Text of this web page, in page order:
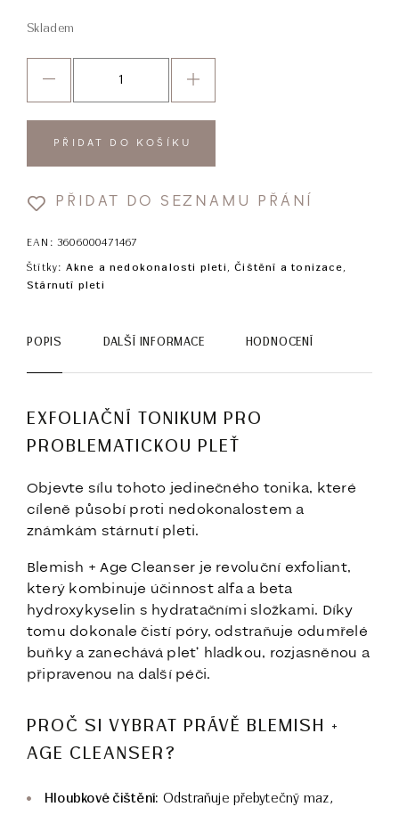
Skladem
PŘIDAT DO KOŠÍKU
PŘIDAT DO SEZNAMU PŘÁNÍ
EAN: 3606000471467
Štítky: Akne a nedokonalosti pleti ,Čištění a tonizace,
Stárnutí pleti
POPIS DALŠÍ INFORMACE HODNOCENÍ
EXFOLIAČNÍ TONIKUM PRO
PROBLEMATICKOU PLEŤ
Objevte sílu tohoto jedinečného tonika, které
cíleně působí proti nedokonalostem a
známkám stárnutí pleti.
Blemish + Age Cleanser je revoluční exfoliant,
který kombinuje účinnost alfa a beta
hydroxykyselin s hydratačními složkami. Díky
tomu dokonale čistí póry, odstraňuje odumřelé
buňky a zanechává pleť hladkou, rozjasněnou a
připravenou na další péči.
PROČ SI VYBRAT PRÁVĚ BLEMISH +
AGE CLEANSER?
Hloubkové čištění: Odstraňuje přebytečný maz,